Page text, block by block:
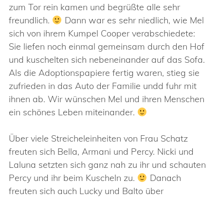
zum Tor rein kamen und begrüßte alle sehr
freundlich.
Dann war es sehr niedlich, wie Mel
sich von ihrem Kumpel Cooper verabschiedete:
Sie liefen noch einmal gemeinsam durch den Hof
und kuschelten sich nebeneinander auf das Sofa.
Als die Adoptionspapiere fertig waren, stieg sie
zufrieden in das Auto der Familie undd fuhr mit
ihnen ab. Wir wünschen Mel und ihren Menschen
ein schönes Leben miteinander.
Über viele Streicheleinheiten von Frau Schatz
freuten sich Bella, Armani und Percy. Nicki und
Laluna setzten sich ganz nah zu ihr und schauten
Percy und ihr beim Kuscheln zu.
Danach
freuten sich auch Lucky und Balto über